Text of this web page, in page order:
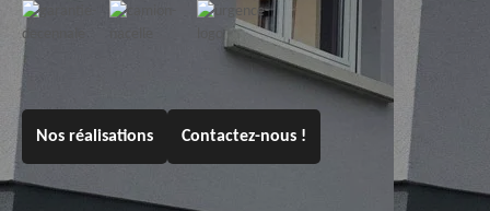
Nos réalisations Contactez-nous !